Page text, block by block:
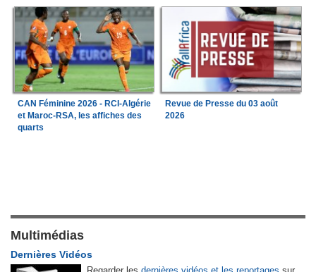
CAN Féminine 2026 - RCI-Algérie
et Maroc-RSA, les affiches des
quarts
Revue de Presse du 03 août
2026
Multimédias
Dernières Vidéos